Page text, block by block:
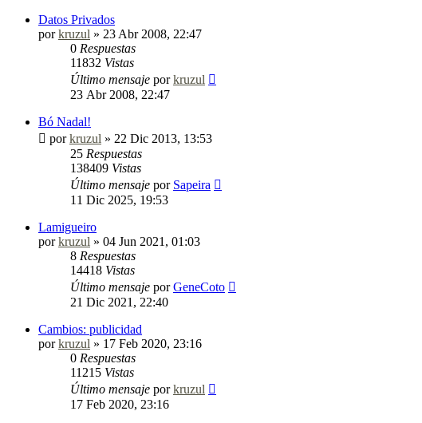
Datos Privados
porkruzul » 23 Abr 2008, 22:47
0 Respuestas
11832 Vistas
Último mensaje porkruzul
23 Abr 2008, 22:47
Bó Nadal!
porkruzul » 22 Dic 2013, 13:53
25 Respuestas
138409 Vistas
Último mensaje por Sapeira
11 Dic 2025, 19:53
Lamigueiro
porkruzul » 04 Jun 2021, 01:03
8 Respuestas
14418 Vistas
Último mensaje porGeneCoto
21 Dic 2021, 22:40
Cambios: publicidad
porkruzul » 17 Feb 2020, 23:16
0 Respuestas
11215 Vistas
Último mensaje porkruzul
17 Feb 2020, 23:16